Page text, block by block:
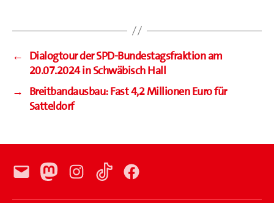
← Dialogtour der SPD-Bundestagsfraktion am
20.07.2024 in Schwäbisch Hall
→ Breitbandausbau: Fast 4,2 Millionen Euro für
Satteldorf
E-
MastodonInstagramTikTokFacebook